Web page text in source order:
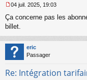
e
s
a
g
e
o
04 juil. 2025, 19:03
Ça concerne pas les
billet.
eric
Passager
Re: Intégration